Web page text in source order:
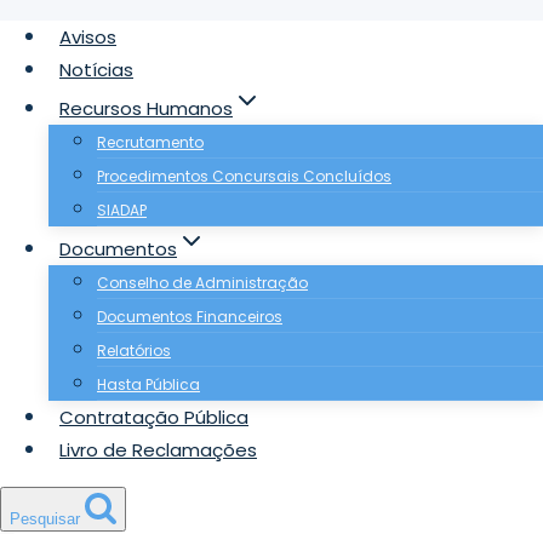
Skip
content
Avisos
Notícias
Recursos Humanos
Recrutamento
Procedimentos Concursais Concluídos
SIADAP
Documentos
Conselho de Administração
Documentos Financeiros
Relatórios
Hasta Pública
Contratação Pública
Livro de Reclamações
Pesquisar